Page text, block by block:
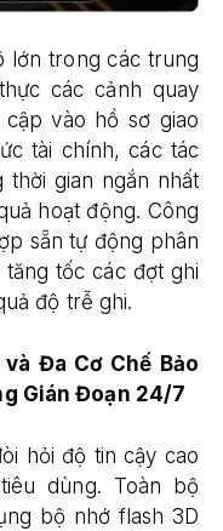
lớn trong các trung
các cảnh quay
vào hồ sơ giao
tài chính, các tác
gian ngắn nhất
hoạt động. Công
sẵn tự động phân
tốc các đợt ghi
độ trễ ghi.
Đa Cơ Chế Bảo
Gián Đoạn 24/7
hỏi độ tin cậy cao
dùng. Toàn bộ
bộ nhớ flash 3D